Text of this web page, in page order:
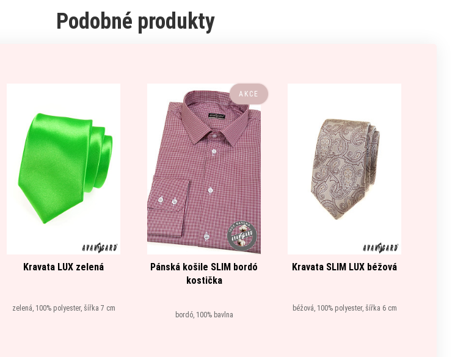
Podobné produkty
Kravata LUX zelená
zelená, 100% polyester, šířka 7 cm
AKCE
Pánská košile SLIM bordó
kostička
bordó, 100% bavlna
Kravata SLIM LUX béžová
béžová, 100% polyester, šířka 6 cm